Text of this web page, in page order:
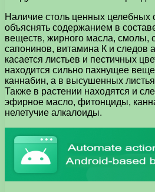
Наличие столь ценных целебных
объяснять содержанием в
веществ, жирного масла, смолы,
сапонинов, витамина К и следов
касается листьев и пестичных
находится сильно пахнущее
каннабин, а в высушенных
Также в растении находятся и
эфирное масло, фитонциды,
нелетучие алкалоиды.